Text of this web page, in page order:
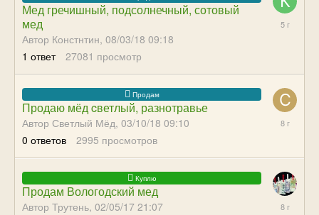
Мед гречишный, подсолнечный, сотовый
мед
Автор Констнтин, 08/03/18 09:18
1 ответ 27081 просмотр
08/04/21
Продаю мёд cветлый, разнотравье
Автор Светлый Мёд, 03/10/18 09:10
0 ответов 2995 просмотров
03/10/18
Продам Вологодский мед
Автор Трутень, 02/05/17 21:07
09/26/17